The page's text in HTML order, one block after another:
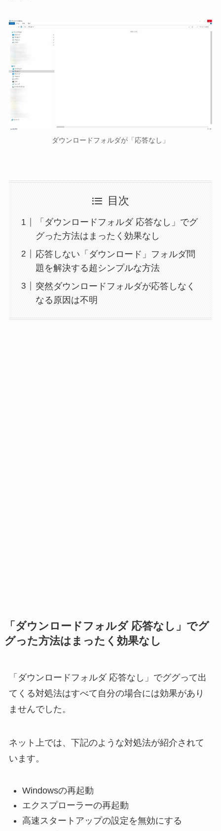
ダウンロードフォルダが「応答なし」
目次
「ダウンロードフォルダ 応答なし」でグ
グった方法はまったく効果なし
応答しない「ダウンロード」フォルダ問
題を解決する超シンプルな方法
突然ダウンロードフォルダが応答しなく
なる原因は不明
「ダウンロードフォルダ 応答なし」でグ
グった方法はまったく効果なし
「ダウンロードフォルダ 応答なし」でググって出
てくる対処法はすべて自分の場合には効果があり
ませんでした。
ネット上では、下記のような対処法が紹介されて
います。
Windowsの再起動
エクスプローラーの再起動
高速スタートアップの設定を無効にする